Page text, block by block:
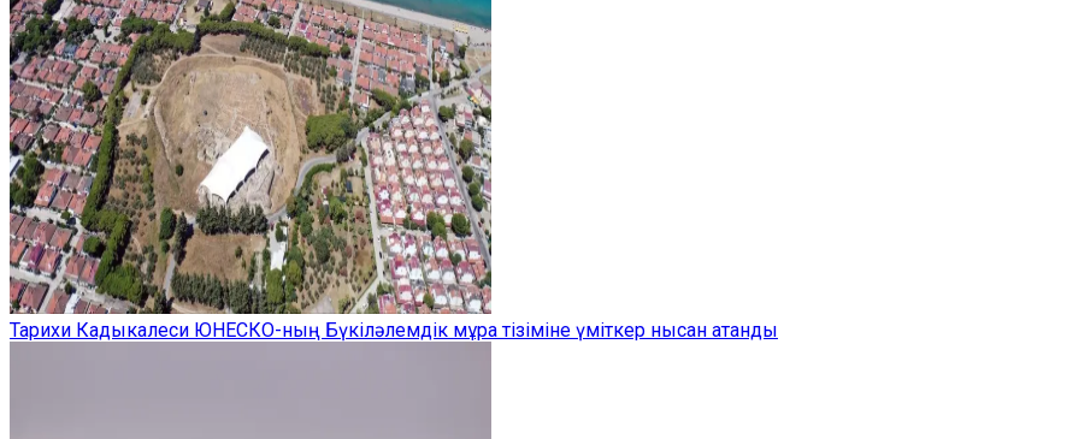
Тарихи Кадыкалеси ЮНЕСКО-ның Бүкіләлемдік мұра тізіміне үміткер нысан атанды